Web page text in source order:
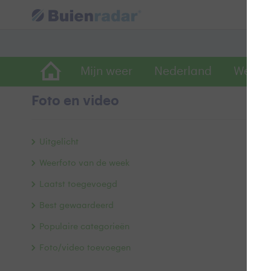
Mijn weer Nederland
Foto en video
Uitgelicht
Weerfoto van de week
Laatst toegevoegd
Best gewaardeerd
Populaire categorieën
Foto/video toevoegen